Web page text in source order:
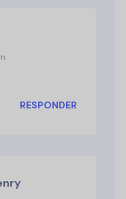
RESPONDER